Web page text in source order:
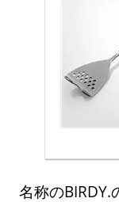
名称のBIRDY.